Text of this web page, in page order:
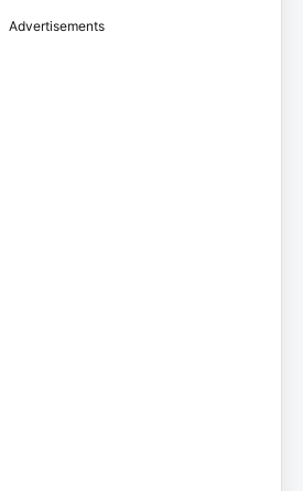
Advertisements